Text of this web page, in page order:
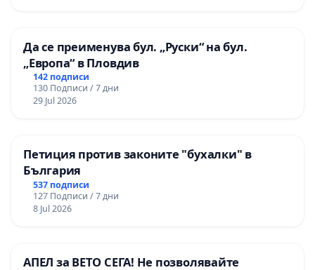
Да се преименува бул. „Руски“ на бул.
„Европа“ в Пловдив
142 подписи
130 Подписи / 7 дни
29 Jul 2026
Петиция против законите "бухалки" в
България
537 подписи
127 Подписи / 7 дни
8 Jul 2026
АПЕЛ за ВЕТО СЕГА! Не позволявайте